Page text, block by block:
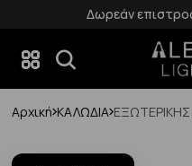
Δωρεάν
Αρχική ΚΑΛΩΔΙΑ